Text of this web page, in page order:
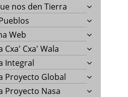
nos den Tierra
Web
Cxa' Cxa' Wala
Integral
Proyecto Global
Proyecto Nasa